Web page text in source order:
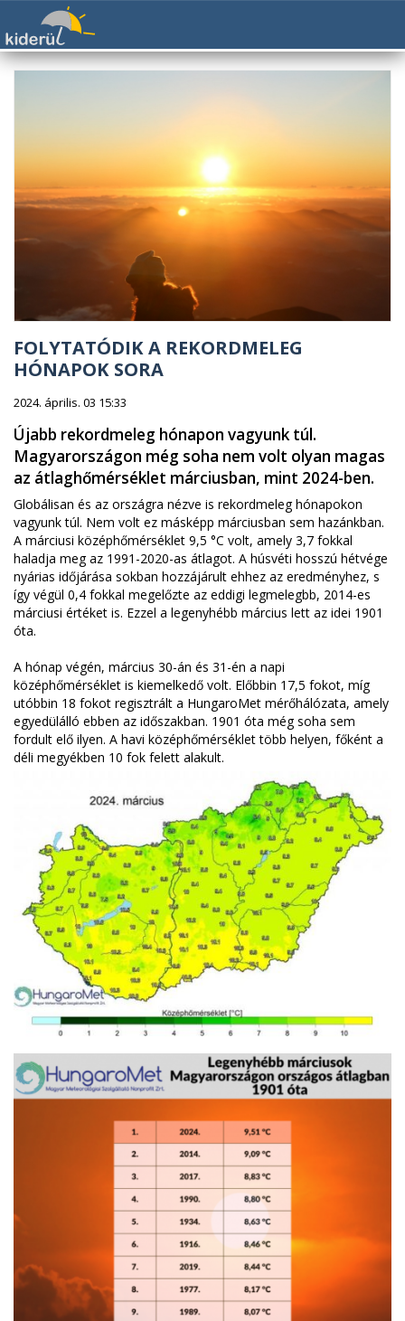
FOLYTATÓDIK A REKORDMELEG
HÓNAPOK SORA
2024. április. 03 15:33
Újabb rekordmeleg hónapon vagyunk túl.
Magyarországon még soha nem volt olyan magas
az átlaghőmérséklet márciusban, mint 2024-ben.
Globálisan és az országra nézve is rekordmeleg hónapokon
vagyunk túl. Nem volt ez másképp márciusban sem hazánkban.
A márciusi középhőmérséklet 9,5 °C volt, amely 3,7 fokkal
haladja meg az 1991-2020-as átlagot. A húsvéti hosszú hétvége
nyárias időjárása sokban hozzájárult ehhez az eredményhez, s
így végül 0,4 fokkal megelőzte az eddigi legmelegbb, 2014-es
márciusi értéket is. Ezzel a legenyhébb március lett az idei 1901
óta.
A hónap végén, március 30-án és 31-én a napi
középhőmérséklet is kiemelkedő volt. Előbbin 17,5 fokot, míg
utóbbin 18 fokot regisztrált a HungaroMet mérőhálózata, amely
egyedülálló ebben az időszakban. 1901 óta még soha sem
fordult elő ilyen. A havi középhőmérséklet több helyen, főként a
déli megyékben 10 fok felett alakult.